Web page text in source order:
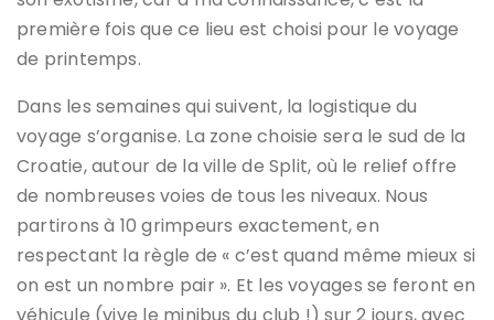
première fois que ce lieu est choisi pour le voyage
de printemps.
Dans les semaines qui suivent, la logistique du
voyage s’organise. La zone choisie sera le sud de la
Croatie, autour de la ville de Split, où le relief offre
de nombreuses voies de tous les niveaux. Nous
partirons à 10 grimpeurs exactement, en
respectant la règle de « c’est quand même mieux si
on est un nombre pair ». Et les voyages se feront en
véhicule (vive le minibus du club !) sur 2 jours, avec